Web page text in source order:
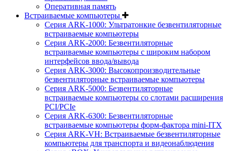
Оперативная память
Встраиваемые компьютеры
Серия ARK-1000: Ультратонкие безвентиляторные
встраиваемые компьютеры
Серия ARK-2000: Безвентиляторные
встраиваемые компьютеры с широким набором
интерфейсов ввода/вывода
Серия ARK-3000: Высокопроизводительные
безвентиляторные встраиваемые компьютеры
Серия ARK-5000: Безвентиляторные
встраиваемые компьютеры со слотами расширения
PCI/PCIe
Серия ARK-6300: Безвентиляторные
встраиваемые компьютеры форм-фактора mini-ITX
Серия ARK-VH: Встраиваемые безвентиляторные
компьютеры для транспорта и видеонаблюдения